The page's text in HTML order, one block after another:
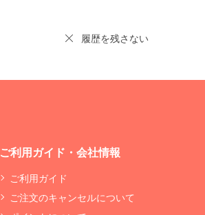
履歴を残さない
ご利用ガイド・会社情報
ご利用ガイド
ご注文のキャンセルについて